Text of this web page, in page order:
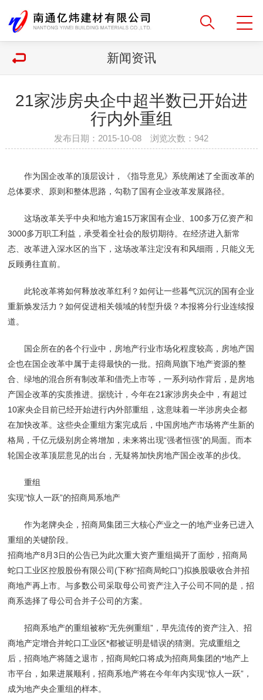
新闻资讯
21家涉房央企中超半数已开始进
行内外重组
发布日期：2015-10-08 浏览次数： 942
作为国企改革的顶层设计，《指导意见》系统阐述了全面改革的
总体要求、原则和整体思路，勾勒了国有企业改革发展路径。
这场改革关乎中央和地方逾15万家国有企业、100多万亿资产和
3000多万职工利益，承受着全社会的殷切期待。在经济进入新常
态、改革进入深水区的当下，这场改革注定没有和风细雨，只能义无
反顾勇往直前。
此轮改革将如何释放改革红利？如何让一些暮气沉沉的国有企业
重新焕发活力？如何促进相关领域的转型升级？本报将分行业连续报
道。
国企所在的各个行业中，房地产行业市场化程度较高，房地产国
企也在国企改革中属于走得最快的一批。招商局旗下地产资源的整
合、绿地的混合所有制改革和借壳上市等，一系列动作背后，是房地
产国企改革的实质推进。据统计，今年在21家涉房央企中，有超过
10家央企目前已经开始进行内外部重组，这意味着一半涉房央企都
在加快改革。这些央企重组方案完成后，中国房地产市场将产生新的
格局，千亿元级别房企将增加，未来将出现“强者恒强”的局面。而本
轮国企改革顶层意见的出台，无疑将加快房地产国企改革的步伐。
重组
实现“惊人一跃”的招商局系地产
作为老牌央企，招商局集团三大核心产业之一的地产业务已进入
重组的关键阶段。
招商地产8月3日的公告已为此次重大资产重组揭开了面纱，招商局
蛇口工业区控股股份有限公司(下称“招商局蛇口”)拟换股吸收合并招
商地产再上市。与多数公司采取母公司资产注入子公司不同的是，招
商系选择了母公司合并子公司的方案。
招商系地产的重组被称“无先例重组”，早先流传的资产注入、招
商地产定增合并蛇口工业区*都被证明是错误的猜测。完成重组之
后，招商地产将随之退市，招商局蛇口将成为招商局集团的*地产上
市平台，如果进展顺利，招商系地产将在今年年内实现“惊人一跃”，
成为地产央企重组的样本。